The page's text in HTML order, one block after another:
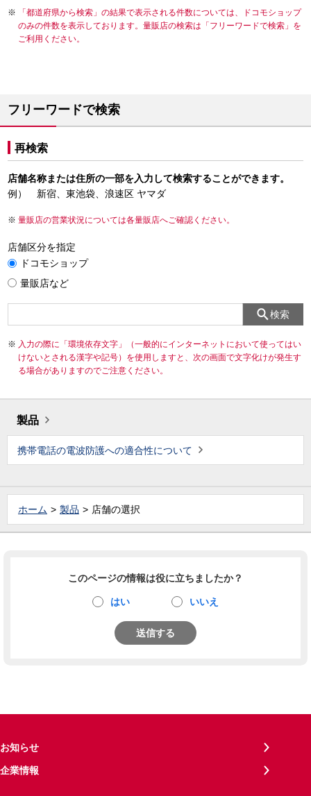
「都道府県から検索」の結果で表示される件数については、ドコモショップ
のみの件数を表示しております。量販店の検索は「フリーワードで検索」を
ご利用ください。
フリーワードで検索
再検索
店舗名称または住所の一部を入力して検索することができます。
例） 新宿、東池袋、浪速区 ヤマダ
量販店の営業状況については各量販店へご確認ください。
店舗区分を指定
ドコモショップ
量販店など
検索
入力の際に「環境依存文字」（一般的にインターネットにおいて使ってはい
けないとされる漢字や記号）を使用しますと、次の画面で文字化けが発生す
る場合がありますのでご注意ください。
製品
携帯電話の電波防護への適合性について
ホーム 製品 店舗の選択
このページの情報は役に立ちましたか？
はい いいえ
送信する
お知らせ
企業情報